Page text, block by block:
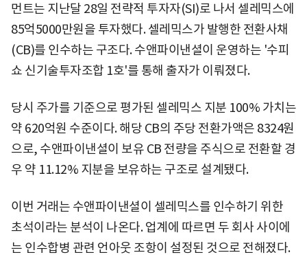
먼트는 지난달 28일 전략적 투자자(SI)로 나서 셀레믹스에
85억5000만원을 투자했다. 셀레믹스가 발행한 전환사채
(CB)를 인수하는 구조다. 수앤파이낸셜이 운영하는 '수피
쇼 신기술투자조합 1호'를 통해 출자가 이뤄졌다.
당시 주가를 기준으로 평가된 셀레믹스 지분 100% 가치는
약 620억원 수준이다. 해당 CB의 주당 전환가액은 8324원
으로, 수앤파이낸셜이 보유 CB 전량을 주식으로 전환할 경
우 약 11.12% 지분을 보유하는 구조로 설계됐다.
이번 거래는 수앤파이낸셜이 셀레믹스를 인수하기 위한
초석이라는 분석이 나온다. 업계에 따르면 두 회사 사이에
는 인수합병 관련 언아웃 조항이 설정된 것으로 전해졌다.